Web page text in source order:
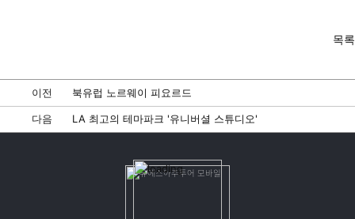
목록
이전 북유럽 노르웨이 피요르드
다음 LA 최고의 테마파크 '유니버셜 스튜디오'